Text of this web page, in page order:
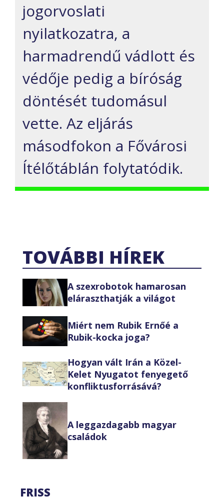
jogorvoslati
nyilatkozatra, a
harmadrendű vádlott és
védője pedig a bíróság
döntését tudomásul
vette. Az eljárás
másodfokon a Fővárosi
Ítélőtáblán folytatódik.
TOVÁBBI HÍREK
A szexrobotok hamarosan
eláraszthatják a világot
Miért nem Rubik Ernőé a
Rubik-kocka joga?
Hogyan vált Irán a Közel-
Kelet Nyugatot fenyegető
konfliktusforrásává?
A leggazdagabb magyar
családok
FRISS